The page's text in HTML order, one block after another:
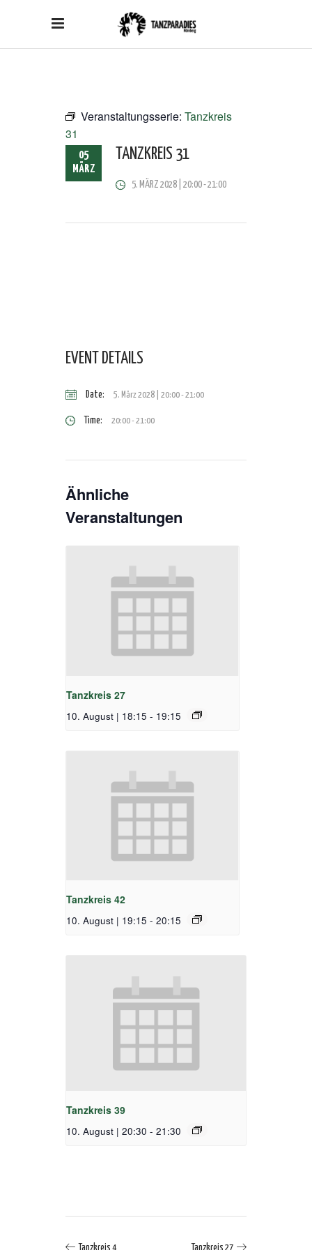
Veranstaltungsserie: Tanzkreis
31
05
MÄRZ
TANZKREIS 31
5. MÄRZ 2028 | 20:00-21:00
EVENT DETAILS
Date: 5. März 2028 | 20:00-21:00
Time: 20:00 - 21:00
Ähnliche
Veranstaltungen
Tanzkreis 27
10. August | 18:15 - 19:15
Tanzkreis 42
10. August | 19:15 - 20:15
Tanzkreis 39
10. August | 20:30 - 21:30
Tanzkreis 4 Tanzkreis 27